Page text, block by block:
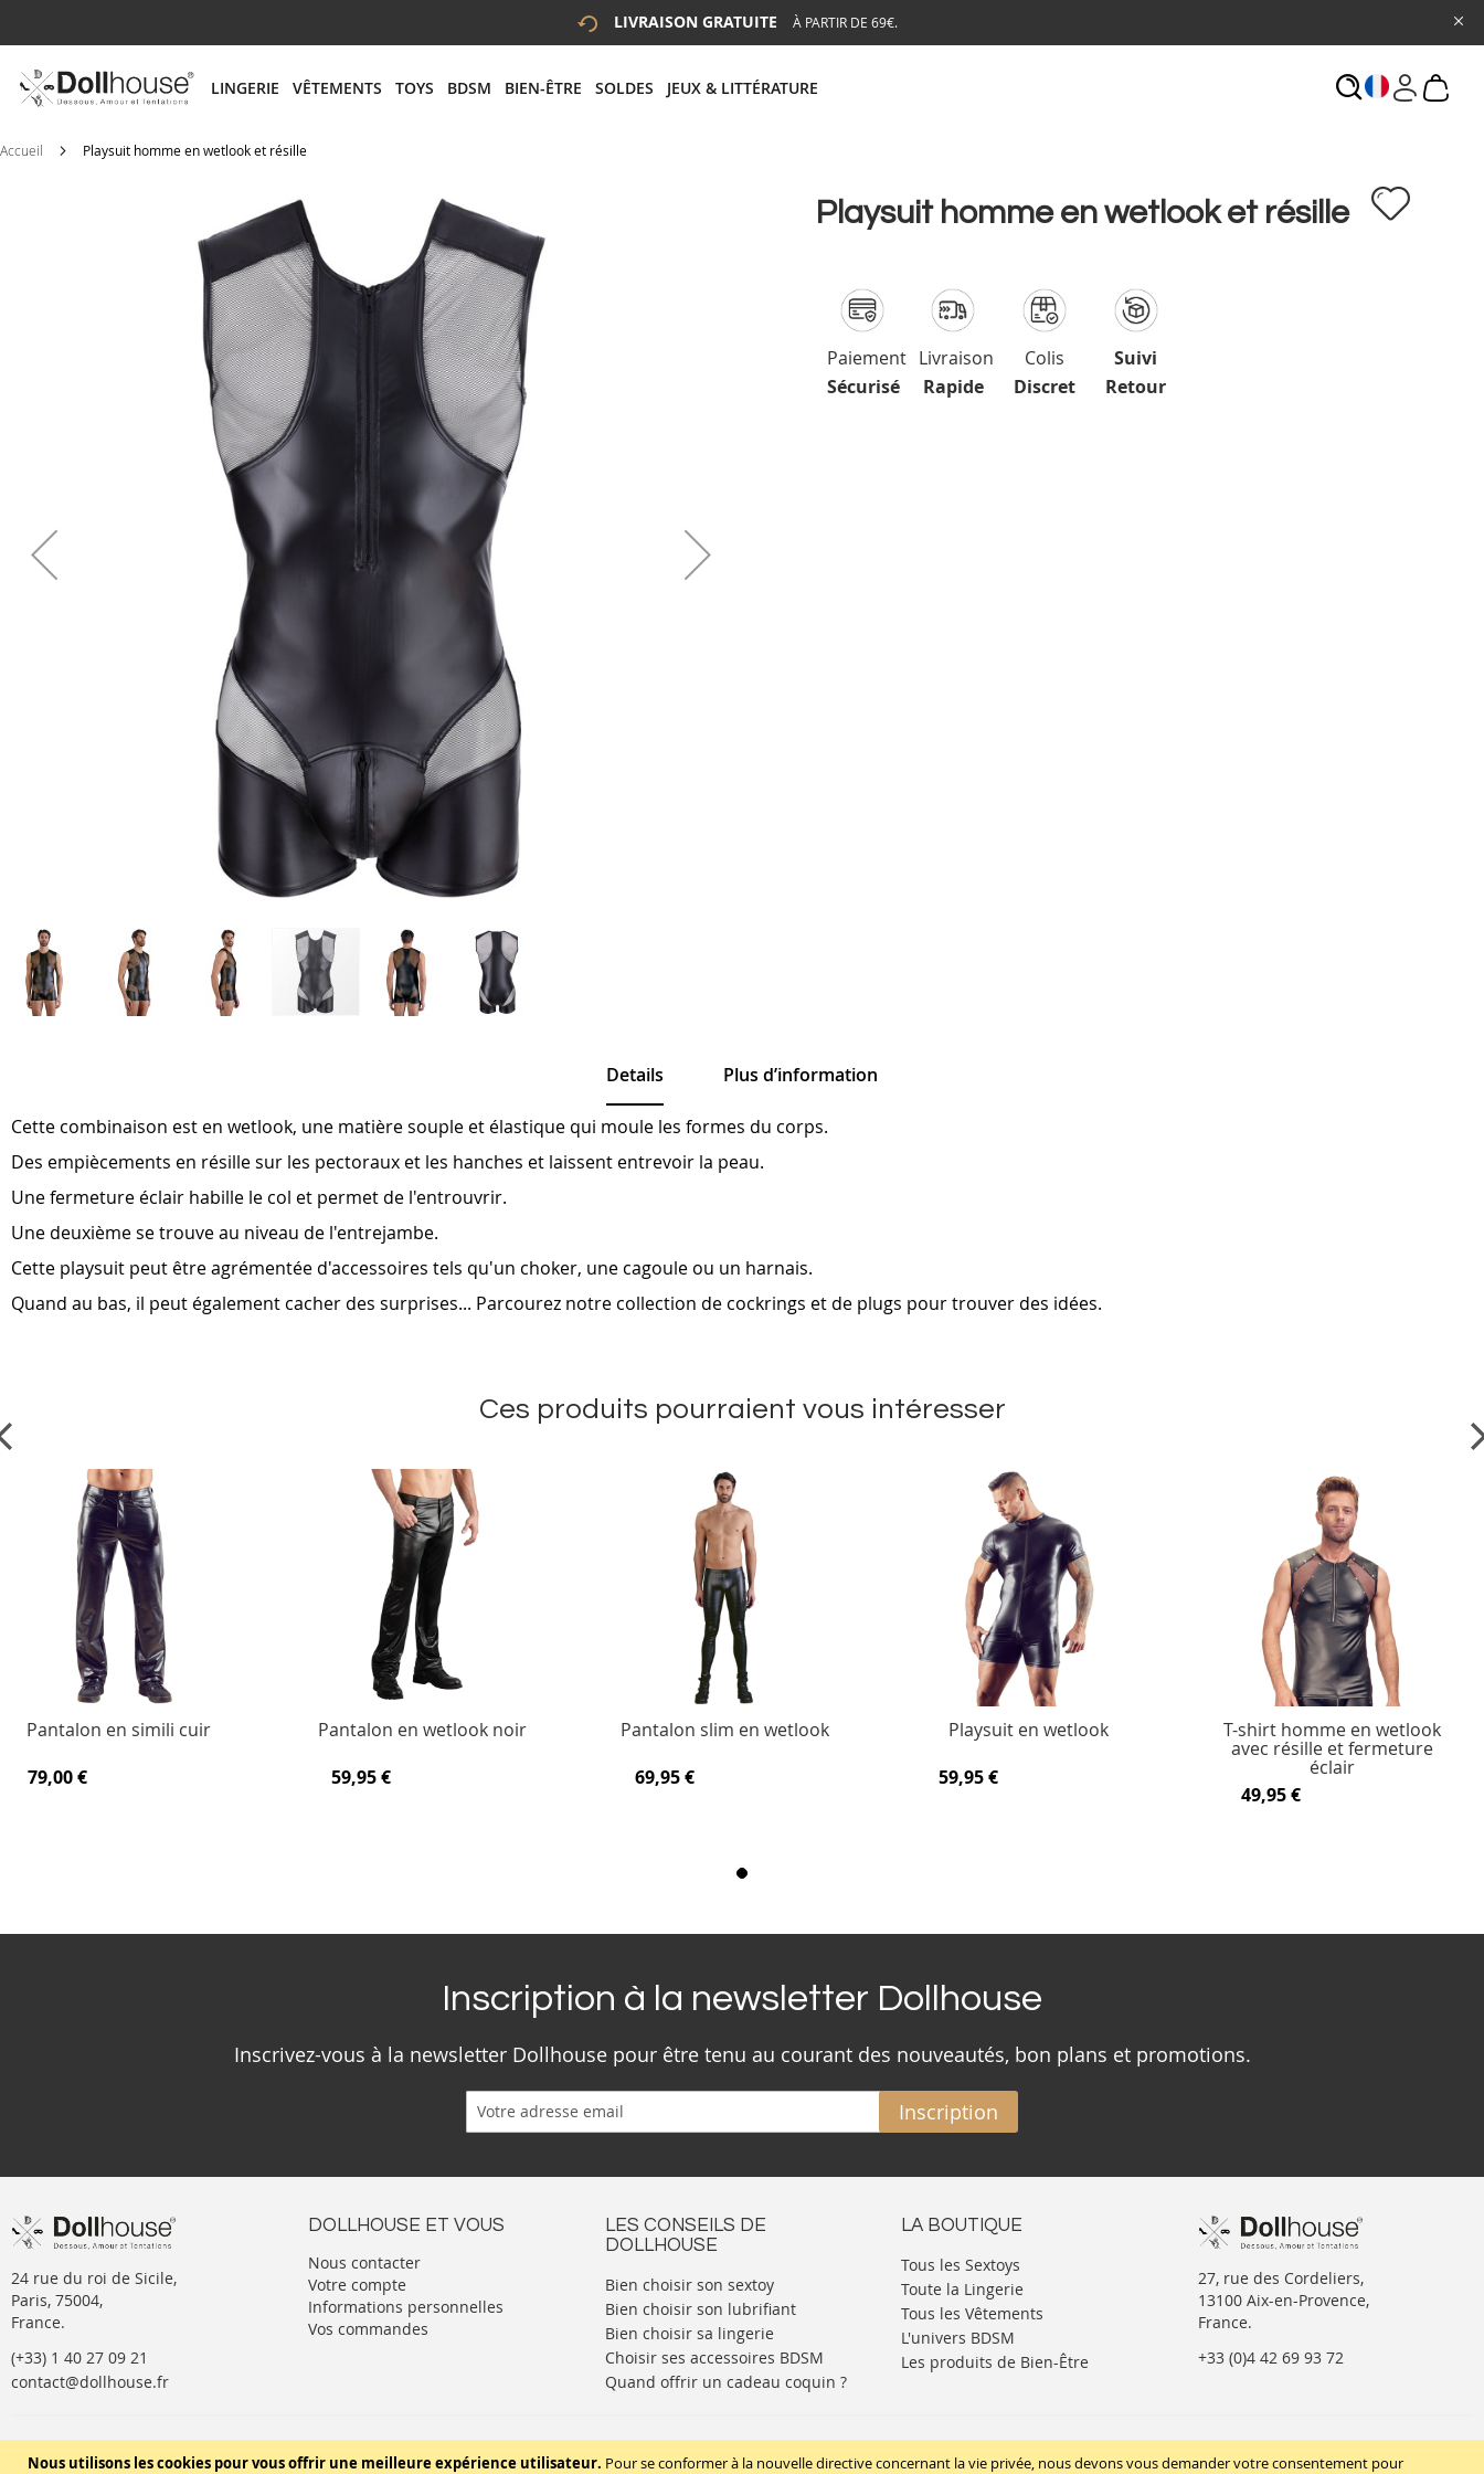
Nous utilisons les cookies pour vous offrir une meilleure expérience utilisateur. Pour se conformer à la nouvelle directive concernant la vie privée, nous devons vous demander votre consentement pour
LIVRAISON GRATUITE À PARTIR DE 69€.
LINGERIE VÊTEMENTS TOYS BDSM BIEN-ÊTRE SOLDES JEUX & LITTÉRATURE
# ENTREZ AU MOINS 3 CARACTÈRES POUR LANCER LA RECHERCHE
Accueil Playsuit homme en wetlook et résille
the
images
Playsuit homme en wetlook et résille
Paiement
Sécurisé
Livraison
Rapide
Colis
Discret
Suivi
Retour
Details
Cette combinaison est en wetlook, une matière souple et élastique qui moule les formes du corps.
Des empiècements en résille sur les pectoraux et les hanches et laissent entrevoir la peau.
Une fermeture éclair habille le col et permet de l'entrouvrir.
Une deuxième se trouve au niveau de l'entrejambe.
Cette playsuit peut être agrémentée d'accessoires tels qu'un choker, une cagoule ou un harnais.
Quand au bas, il peut également cacher des surprises... Parcourez notre collection de cockrings et de plugs pour trouver des idées.
Plus d’information
Ces produits pourraient vous intéresser
Pantalon en simili cuir
79,00 €
Pantalon en wetlook noir
59,95 €
Pantalon slim en wetlook
69,95 €
Playsuit en wetlook
59,95 €
T-shirt homme en wetlook
avec résille et fermeture
éclair
49,95 €
Inscription à la newsletter Dollhouse
Inscrivez-vous à la newsletter Dollhouse pour être tenu au courant des nouveautés, bon plans et promotions.
Inscription
24 rue du roi de Sicile,
Paris, 75004,
France.
(+33) 1 40 27 09 21
contact@dollhouse.fr
DOLLHOUSE ET VOUS
Nous contacter
Votre compte
Informations personnelles
Vos commandes
LES CONSEILS DE
DOLLHOUSE
Bien choisir son sextoy
Bien choisir son lubrifiant
Bien choisir sa lingerie
Choisir ses accessoires BDSM
Quand offrir un cadeau coquin ?
LA BOUTIQUE
Tous les Sextoys
Toute la Lingerie
Tous les Vêtements
L'univers BDSM
Les produits de Bien-Être
27, rue des Cordeliers,
13100 Aix-en-Provence,
France.
+33 (0)4 42 69 93 72
Conditions générales de vente Mentions légales Politique de cookies SUIVEZ-NOUS